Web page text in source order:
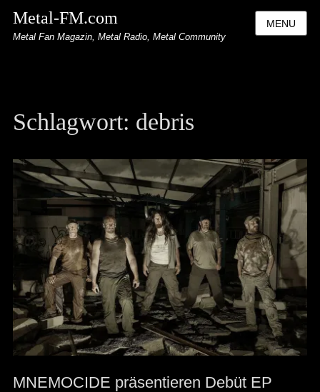
Metal-FM.com
Metal Fan Magazin, Metal Radio, Metal Community
MENU
Schlagwort: debris
MNEMOCIDE präsentieren Debüt EP